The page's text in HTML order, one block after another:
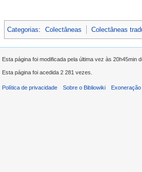
Categorias: Colectâneas Colectâneas
Esta página foi modificada pela última vez às 20h45min
Esta página foi acedida 2 281 vezes.
Política de privacidade Sobre o Bibliowiki